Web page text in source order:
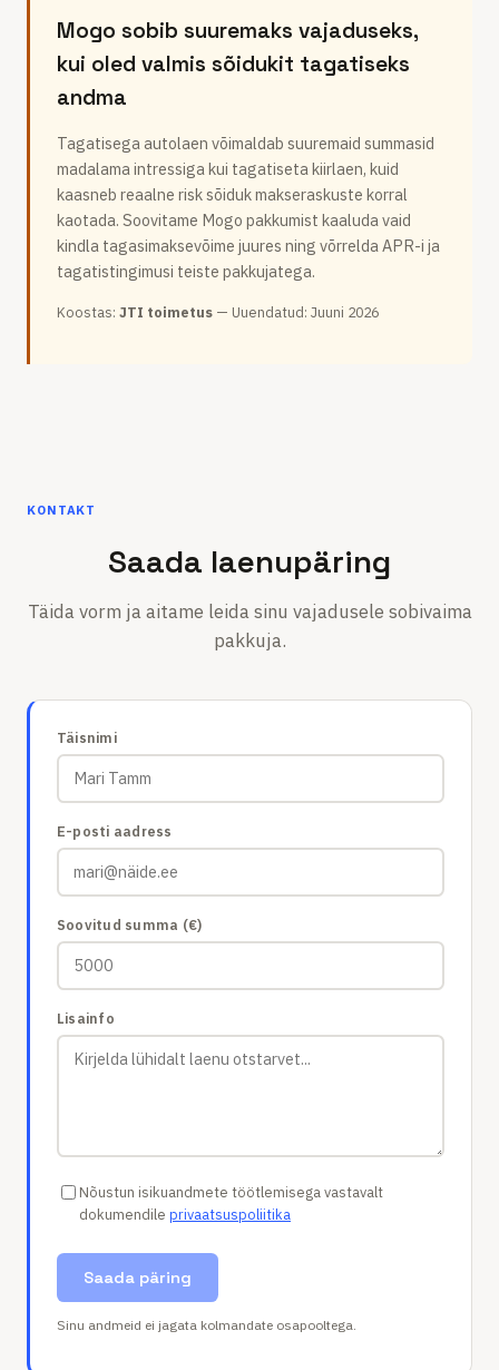
Mogo sobib suuremaks vajaduseks,
kui oled valmis sõidukit tagatiseks
andma
Tagatisega autolaen võimaldab suuremaid summasid
madalama intressiga kui tagatiseta kiirlaen, kuid
kaasneb reaalne risk sõiduk makseraskuste korral
kaotada. Soovitame Mogo pakkumist kaaluda vaid
kindla tagasimaksevõime juures ning võrrelda APR-i ja
tagatistingimusi teiste pakkujatega.
Koostas: JTI toimetus — Uuendatud: Juuni 2026
KONTAKT
Saada laenupäring
Täida vorm ja aitame leida sinu vajadusele sobivaima
pakkuja.
Täisnimi
E-posti aadress
Soovitud summa (€)
Lisainfo
Nõustun isikuandmete töötlemisega vastavalt
dokumendile privaatsuspoliitika
Saada päring
Sinu andmeid ei jagata kolmandate osapooltega.